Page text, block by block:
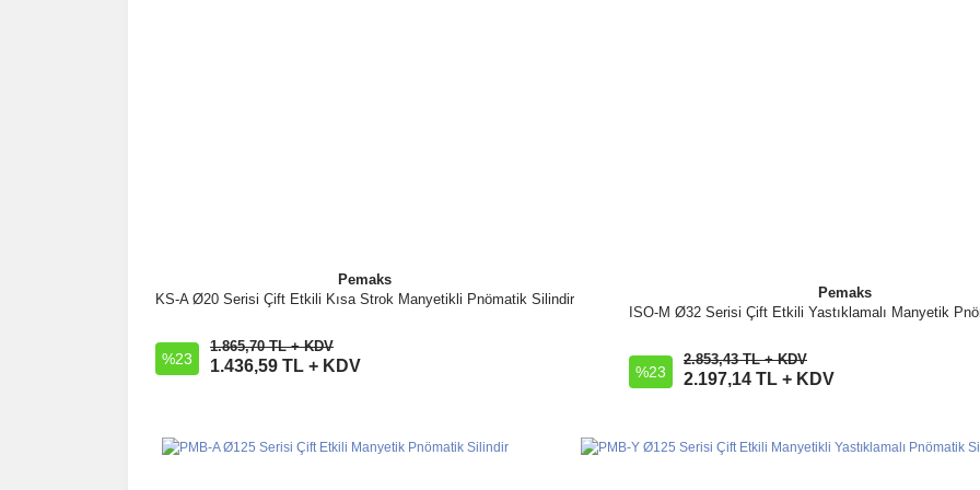
Pemaks
KS-A Ø20 Serisi Çift Etkili Kısa Strok Manyetikli Pnömatik Silindir
%23
1.865,70 TL + KDV
1.436,59 TL + KDV
İncele
Sepete Ekle
Pemaks
ISO-M Ø32 Serisi Çift Etkili Yastıklamalı Manyetik
%23
2.853,43 TL + KDV
2.197,14 TL + KDV
İncele
Sepete Ekle